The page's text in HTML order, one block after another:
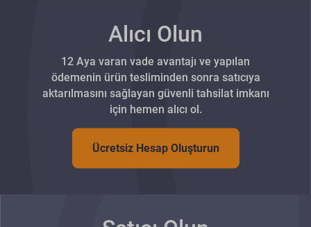
Alıcı Olun
12 Aya varan vade avantajı ve yapılan
ödemenin ürün tesliminden sonra satıcıya
aktarılmasını sağlayan güvenli tahsilat imkanı
için hemen alıcı ol.
Ücretsiz Hesap Oluşturun